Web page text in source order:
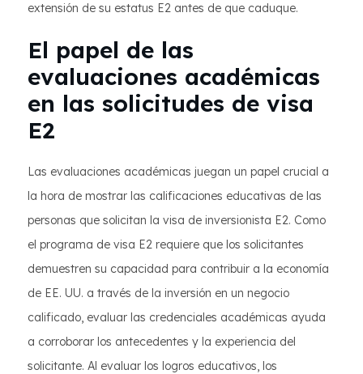
extensión de su estatus E2 antes de que caduque.
El papel de las
evaluaciones académicas
en las solicitudes de visa
E2
Las evaluaciones académicas juegan un papel crucial a
la hora de mostrar las calificaciones educativas de las
personas que solicitan la visa de inversionista E2. Como
el programa de visa E2 requiere que los solicitantes
demuestren su capacidad para contribuir a la economía
de EE. UU. a través de la inversión en un negocio
calificado, evaluar las credenciales académicas ayuda
a corroborar los antecedentes y la experiencia del
solicitante. Al evaluar los logros educativos, los